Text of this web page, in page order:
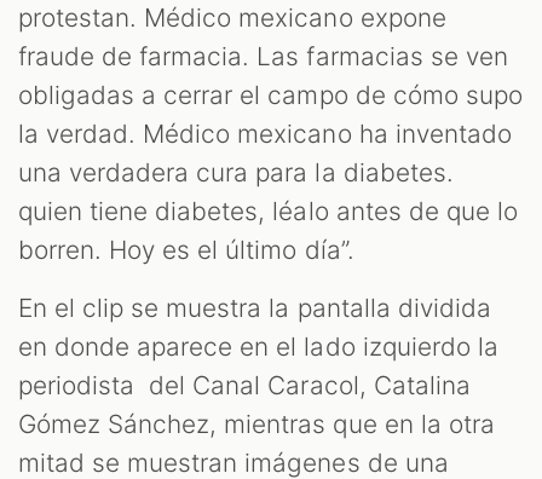
protestan. Médico mexicano expone
fraude de farmacia. Las farmacias se ven
obligadas a cerrar el campo de cómo supo
la verdad. Médico mexicano ha inventado
una verdadera cura para la diabetes.
quien tiene diabetes, léalo antes de que lo
borren. Hoy es el último día”.
En el clip se muestra la pantalla dividida
en donde aparece en el lado izquierdo la
periodista del Canal Caracol, Catalina
Gómez Sánchez, mientras que en la otra
mitad se muestran imágenes de una